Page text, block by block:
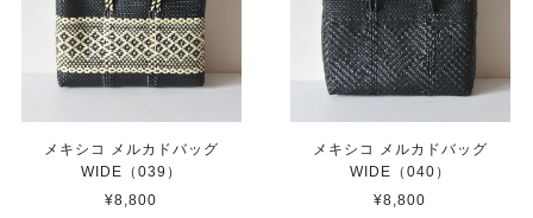
メキシコ メルカドバッグ
WIDE（039）
¥8,800
メキシコ メルカドバッグ
WIDE（040）
¥8,800